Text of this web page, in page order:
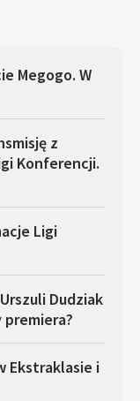
Megogo. W
z
Konferencji.
Ligi
Dudziak
premiera?
Ekstraklasie i